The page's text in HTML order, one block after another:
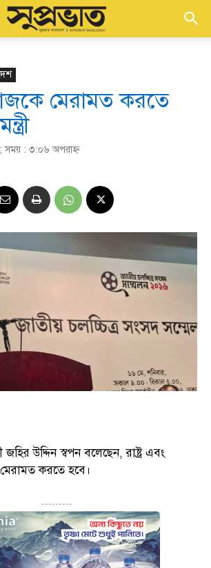
মেরামত করতে
সময় : ৩:০৬ অপরাহ্ণ
জহির উদ্দিন স্বপন বলেছেন, রাষ্ট্র এবং
করতে হবে।
---------